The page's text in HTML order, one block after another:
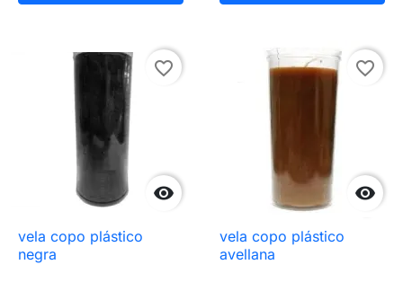

favorite_border
vela copo plástico
negra

favorite_border
vela copo plástico
avellana